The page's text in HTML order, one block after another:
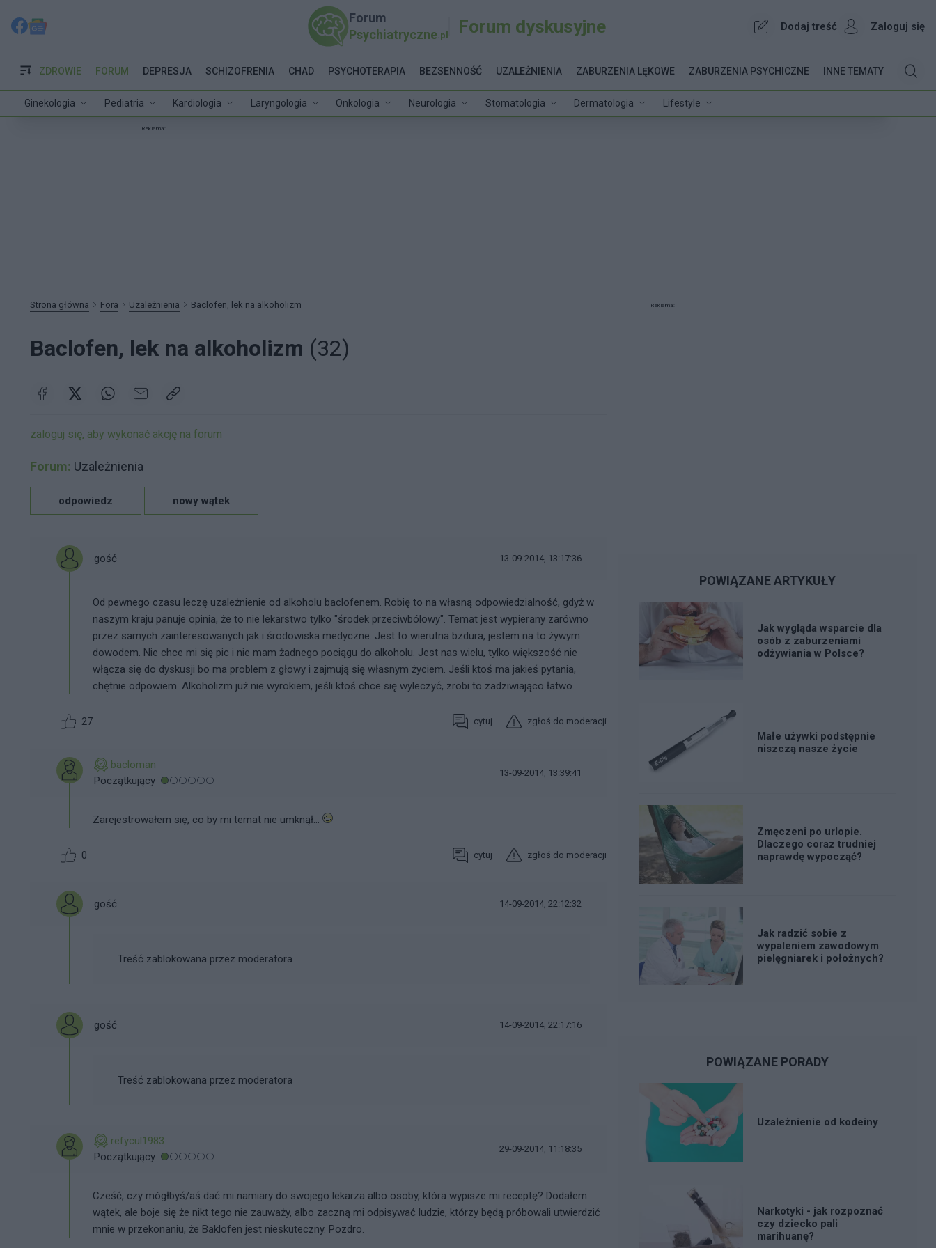
Forum
Psychiatryczne.pl Forum dyskusyjne Dodaj treść Zaloguj się
ZDROWIE
Ginekologia Pediatria Kardiologia Laryngologia Onkologia Neurologia Stomatologia Dermatologia Lifestyle
FORUM DEPRESJA SCHIZOFRENIA CHAD PSYCHOTERAPIA BEZSENNOŚĆ UZALEŻNIENIA ZABURZENIA LĘKOWE ZABURZENIA PSYCHICZNE INNE TEMATY
Reklama:
Strona główna Fora Uzależnienia Baclofen, lek na alkoholizm
Baclofen, lek na alkoholizm (32)
zaloguj się, aby wykonać akcję na forum
Forum: Uzależnienia
odpowiedz nowy wątek
gość 13-09-2014, 13:17:36
Od pewnego czasu leczę uzależnienie od alkoholu baclofenem. Robię to na własną odpowiedzialność, gdyż w
naszym kraju panuje opinia, że to nie lekarstwo tylko "środek przeciwbólowy". Temat jest wypierany zarówno
przez samych zainteresowanych jak i środowiska medyczne. Jest to wierutna bzdura, jestem na to żywym
dowodem. Nie chce mi się pic i nie mam żadnego pociągu do alkoholu. Jest nas wielu, tylko większość nie
włącza się do dyskusji bo ma problem z głowy i zajmują się własnym życiem. Jeśli ktoś ma jakieś pytania,
chętnie odpowiem. Alkoholizm już nie wyrokiem, jeśli ktoś chce się wyleczyć, zrobi to zadziwiająco łatwo.
27 cytuj zgłoś do moderacji
bacloman
Początkujący
13-09-2014, 13:39:41
Zarejestrowałem się, co by mi temat nie umknął...
0 cytuj zgłoś do moderacji
gość 14-09-2014, 22:12:32
Treść zablokowana przez moderatora
gość 14-09-2014, 22:17:16
Treść zablokowana przez moderatora
refycul1983
Początkujący
29-09-2014, 11:18:35
Cześć, czy mógłbyś/aś dać mi namiary do swojego lekarza albo osoby, która wypisze mi receptę? Dodałem
wątek, ale boje się że nikt tego nie zauważy, albo zaczną mi odpisywać ludzie, którzy będą próbowali utwierdzić
mnie w przekonaniu, że Baklofen jest nieskuteczny. Pozdro.
Reklama:
POWIĄZANE ARTYKUŁY
Jak wygląda wsparcie dla
osób z zaburzeniami
odżywiania w Polsce?
Małe używki podstępnie
niszczą nasze życie
Zmęczeni po urlopie.
Dlaczego coraz trudniej
naprawdę wypocząć?
Jak radzić sobie z
wypaleniem zawodowym
pielęgniarek i położnych?
POWIĄZANE PORADY
Uzależnienie od kodeiny
Narkotyki - jak rozpoznać
czy dziecko pali
marihuanę?